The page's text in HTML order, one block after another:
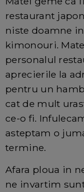
restaurant
niste doamne
kimonouri.
personalul
aprecierile la
pentru un
cat de mult
ce-o fi.
asteptam o
termine.
Afara ploua in
ne invartim